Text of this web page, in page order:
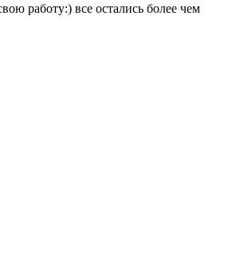
работу:) все остались более чем